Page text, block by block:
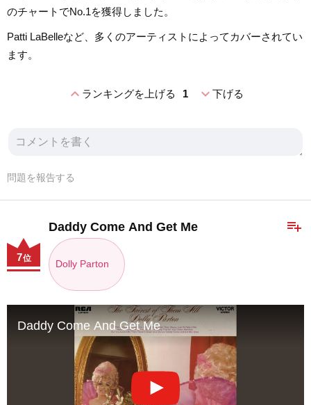
のチャートでNo.1を獲得しました。
Patti LaBelleなど、多くのアーティストによってカバーされてい
ます。
expand_lessランキングを上げる 1 expand_more下げる
問題を報告する
playlist_add
Daddy Come And Get Me
Dolly Parton
7位
Daddy Come And Get Me